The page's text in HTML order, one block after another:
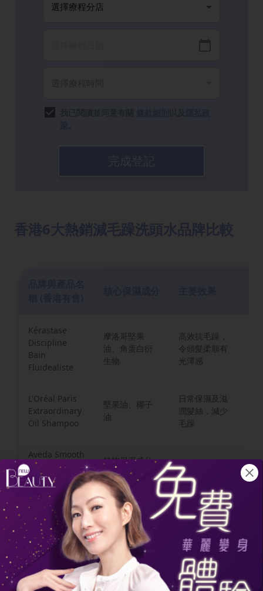
Kérastase
Discipline
Bain
Fluidealiste
摩洛哥堅果
油、角蛋白衍
生物
高效抗毛躁，
令頭髮柔順有
光澤感
L'Oréal Paris
Extraordinary
Oil Shampoo
堅果油、椰子
油
日常保濕及滋
潤髮絲，減少
毛躁
Aveda Smooth
Infusion Anti-
Frizz
Shampoo
植物保濕成分
（如乳木果
油）
溫和洗髮，建
立天然保護膜
Tsubaki
Premium
Moist
Shampoo
山茶花油、透
明質酸
深層保濕，改
善頭髮乾燥問
題